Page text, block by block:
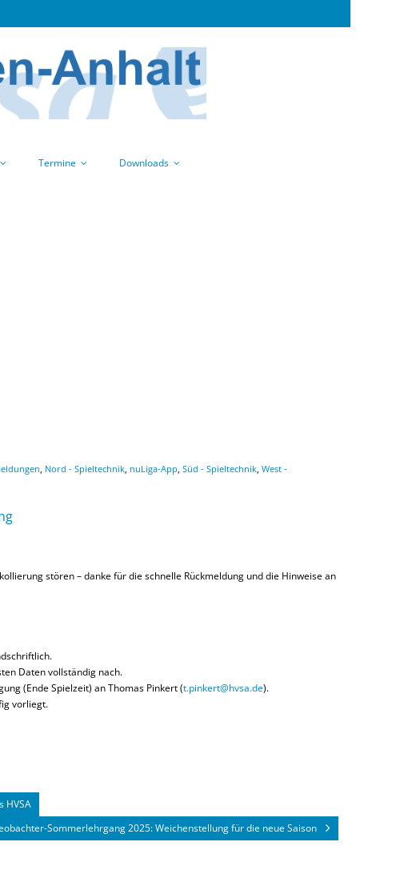
Termine Downloads
, Nord - Spieltechnik, nuLiga-App, Süd - Spieltechnik, West -
stören – danke für die schnelle Rückmeldung und die Hinweise an
Daten vollständig nach.
(Ende Spielzeit) an Thomas Pinkert (t.pinkert@hvsa.de).
vorliegt.
HVSA
Sommerlehrgang 2025: Weichenstellung für die neue Saison